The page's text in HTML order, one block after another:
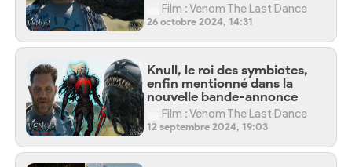
Film : Venom The Last Dance
26 octobre 2024, 14:31
Knull, le roi des symbiotes,
enfin mentionné dans la
nouvelle bande-annonce
Film : Venom The Last Dance
12 septembre 2024, 19:03